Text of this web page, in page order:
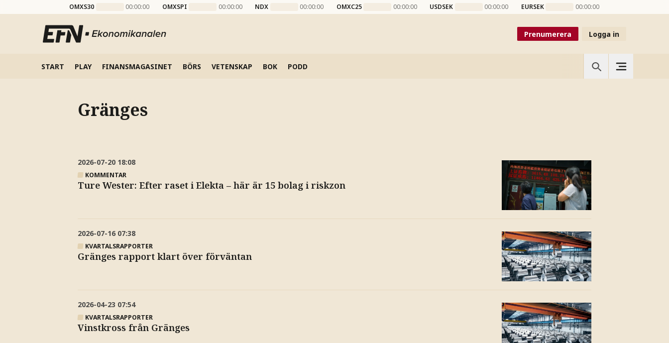
OMXS30 00:00:00 OMXSPI 00:00:00 NDX 00:00:00 OMXC25 00:00:00 USDSEK 00:00:00 EURSEK 00:00:00
Prenumerera Logga in
START PLAY FINANSMAGASINET BÖRS VETENSKAP BOK PODD
Gränges
2026-07-20 18:08
KOMMENTAR
Ture Wester: Efter raset i Elekta – här är 15 bolag i riskzon
2026-07-16 07:38
KVARTALSRAPPORTER
Gränges rapport klart över förväntan
2026-04-23 07:54
KVARTALSRAPPORTER
Vinstkross från Gränges